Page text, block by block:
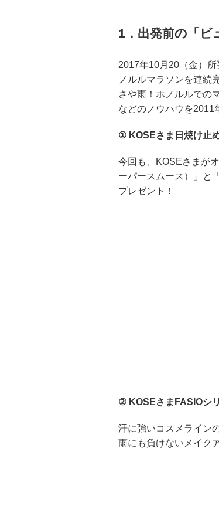
1．出発前の「ビ
2017年10月20（金）
ノルルマラソンを連続
さや雨！ホノルルでの
などのノウハウを2011
① KOSEさま日焼け止
今回も、KOSEさまが
ーパースムース）」と
プレゼント！
② KOSEさまFASIOシ
汗に強いコスメライン
雨にも負けないメイク